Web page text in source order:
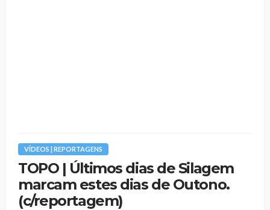
VÍDEOS | REPORTAGENS
TOPO | Últimos dias de Silagem
marcam estes dias de Outono.
(c/reportagem)